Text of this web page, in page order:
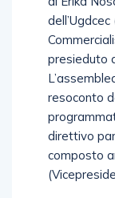
presieduto
resoconto
direttivo
composto